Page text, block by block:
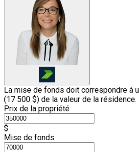
La mise de fonds doit correspondre à
(17 500 $) de la valeur de la résidence.
Prix de la propriété
$
Mise de fonds